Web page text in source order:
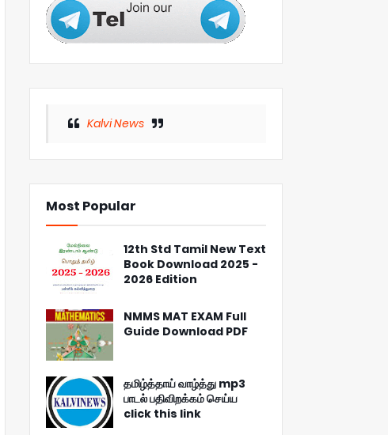
Kalvi News
Most Popular
12th Std Tamil New Text
Book Download 2025 -
2026 Edition
NMMS MAT EXAM Full
Guide Download PDF
தமிழ்த்தாய் வாழ்த்து mp3
பாடல் பதிவிறக்கம் செய்ய
click this link